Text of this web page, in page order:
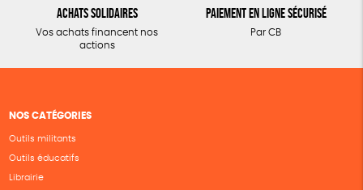
Achats solidaires
Vos achats financent nos
actions
Paiement en ligne sécurisé
Par CB
NOS CATÉGORIES
Outils militants
Outils éducatifs
Librairie